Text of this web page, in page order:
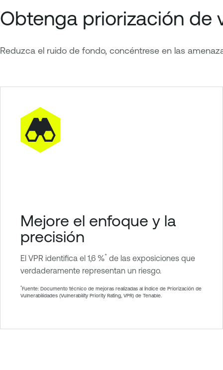
Obtenga priorización de
Reduzca el ruido de fondo, concéntrese en las
Mejore el enfoque y la
precisión
El VPR identifica el 1,6 %* de las exposiciones que
verdaderamente representan un riesgo.
*Fuente: Documento técnico de mejoras realizadas al Índice de Priorización de
Vulnerabilidades (Vulnerability Priority Rating, VPR) de Tenable.